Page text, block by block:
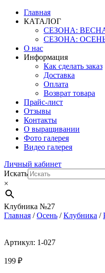
Главная
КАТАЛОГ
СЕЗОНА:
СЕЗОНА:
О нас
Информация
Как сделать заказ
Доставка
Оплата
Возврат товара
Прайс-лист
Отзывы
Контакты
О выращивании
Фото галерея
Видео галерея
Личный кабинет
Искать
×
Клубника №27
Главная /Осень /Клубника /
Артикул: 1-027
199 ₽